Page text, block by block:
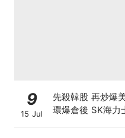
9
15 Jul
先殺韓股 再炒爆
環爆倉後 SK海力